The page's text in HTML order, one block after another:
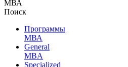
МВА
Поиск
Программы
МВА
General
MBA
Specialized